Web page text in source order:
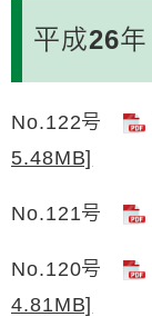
平成26年
No.122号
5.48MB]
No.121号
No.120号
4.81MB]